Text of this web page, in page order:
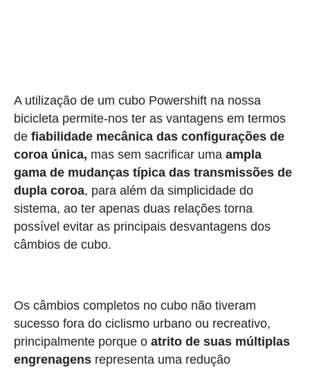
A utilização de um cubo Powershift na nossa
bicicleta permite-nos ter as vantagens em termos
de fiabilidade mecânica das configurações de
coroa única, mas sem sacrificar uma ampla
gama de mudanças típica das transmissões de
dupla coroa, para além da simplicidade do
sistema, ao ter apenas duas relações torna
possível evitar as principais desvantagens dos
câmbios de cubo.
Os câmbios completos no cubo não tiveram
sucesso fora do ciclismo urbano ou recreativo,
principalmente porque o atrito de suas múltiplas
engrenagensrepresenta uma redução